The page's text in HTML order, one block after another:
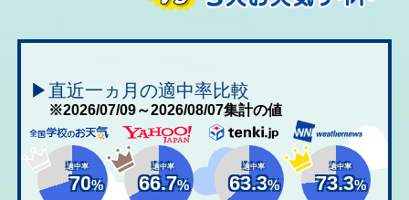
▶直近一ヵ月の適中率比較
※2026/07/09～2026/08/07集計の値
適中率
70%
適中率
66.7%
適中率
63.3%
適中率
73.3%